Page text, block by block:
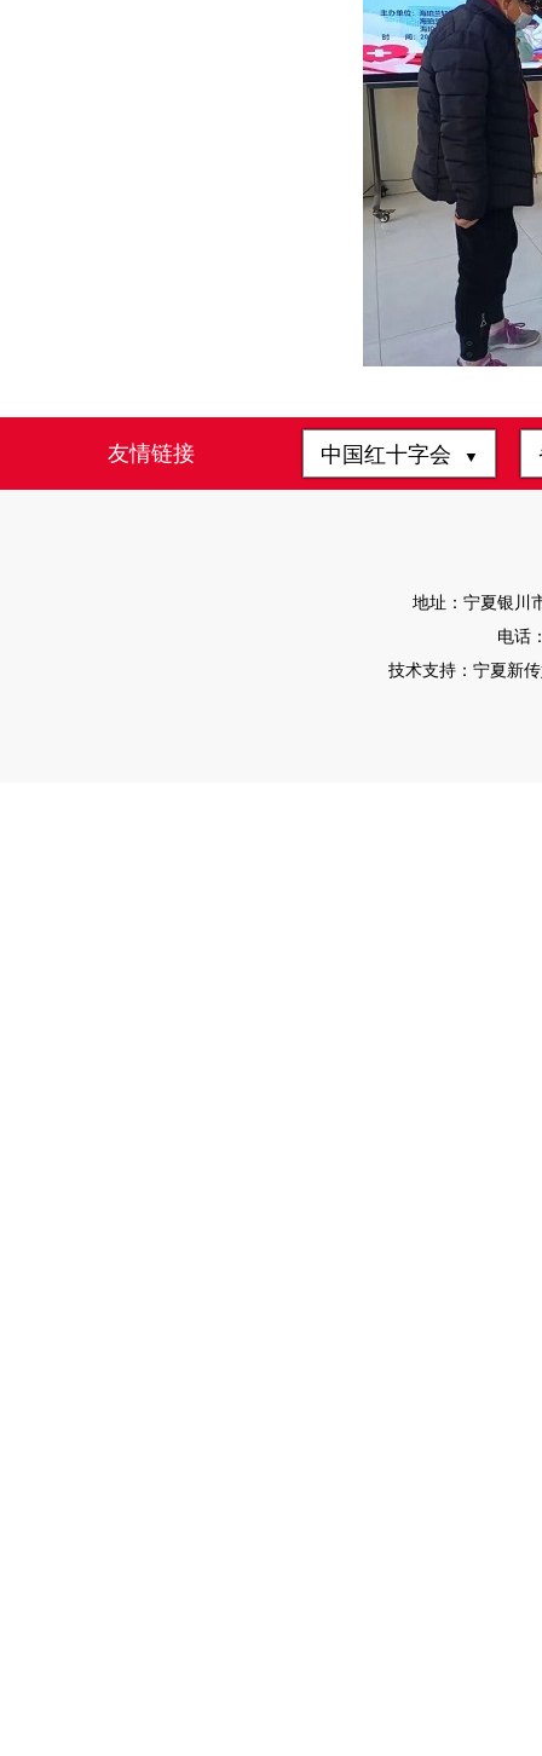
友情链接 中国红十字会 ▼
地址：宁夏银川
电话
技术支持：宁夏新